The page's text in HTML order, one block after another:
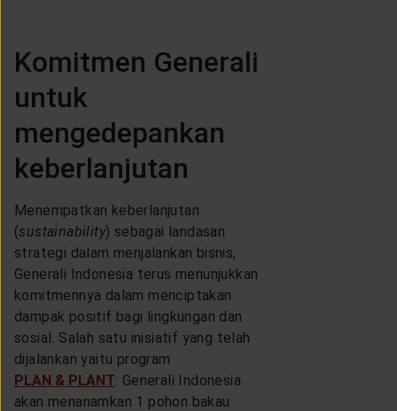
Komitmen Generali
untuk
mengedepankan
keberlanjutan
Menempatkan keberlanjutan
(sustainability) sebagai landasan
strategi dalam menjalankan bisnis,
Generali Indonesia terus menunjukkan
komitmennya dalam menciptakan
dampak positif bagi lingkungan dan
sosial. Salah satu inisiatif yang telah
dijalankan yaitu program
PLAN & PLANT: Generali Indonesia
akan menanamkan 1 pohon bakau